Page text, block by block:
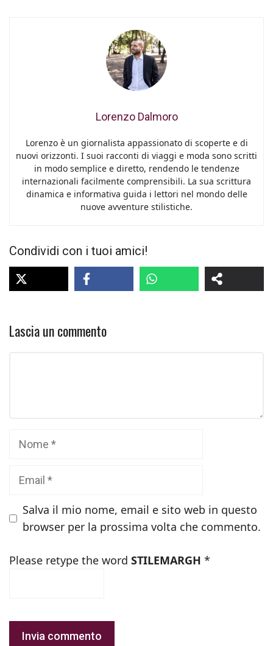
Lorenzo Dalmoro
Lorenzo è un giornalista appassionato di scoperte e di
nuovi orizzonti. I suoi racconti di viaggi e moda sono scritti
in modo semplice e diretto, rendendo le tendenze
internazionali facilmente comprensibili. La sua scrittura
dinamica e informativa guida i lettori nel mondo delle
nuove avventure stilistiche.
Condividi con i tuoi amici!
Lascia un commento
Salva il mio nome, email e sito web in questo
browser per la prossima volta che commento.
Please retype the word STILEMARGH *